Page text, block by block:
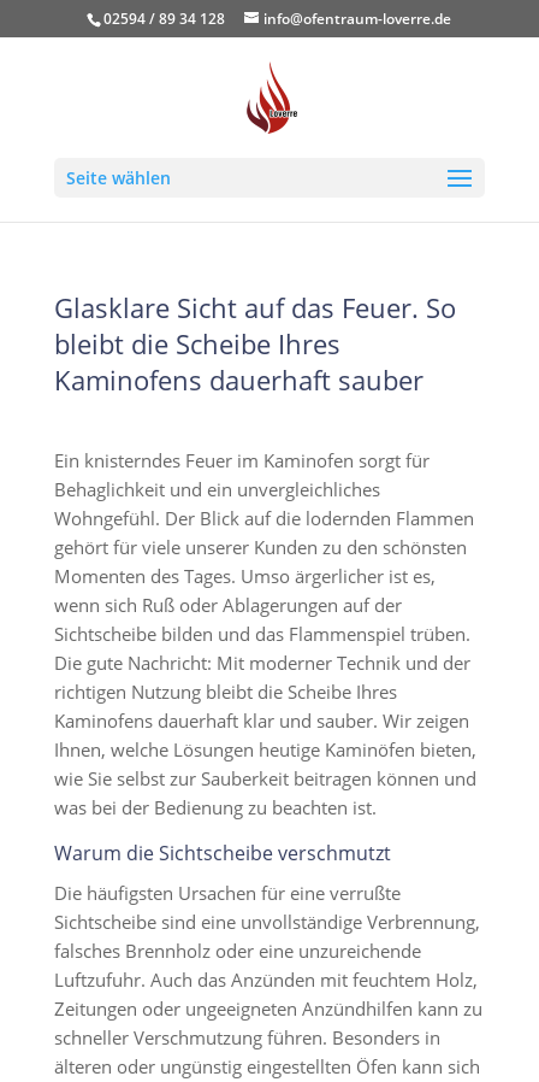
02594 / 89 34 128 info@ofentraum-loverre.de
Seite wählen
Glasklare Sicht auf das Feuer. So
bleibt die Scheibe Ihres
Kaminofens dauerhaft sauber
Ein knisterndes Feuer im Kaminofen sorgt für
Behaglichkeit und ein unvergleichliches
Wohngefühl. Der Blick auf die lodernden Flammen
gehört für viele unserer Kunden zu den schönsten
Momenten des Tages. Umso ärgerlicher ist es,
wenn sich Ruß oder Ablagerungen auf der
Sichtscheibe bilden und das Flammenspiel trüben.
Die gute Nachricht: Mit moderner Technik und der
richtigen Nutzung bleibt die Scheibe Ihres
Kaminofens dauerhaft klar und sauber. Wir zeigen
Ihnen, welche Lösungen heutige Kaminöfen bieten,
wie Sie selbst zur Sauberkeit beitragen können und
was bei der Bedienung zu beachten ist.
Warum die Sichtscheibe verschmutzt
Die häufigsten Ursachen für eine verrußte
Sichtscheibe sind eine unvollständige Verbrennung,
falsches Brennholz oder eine unzureichende
Luftzufuhr. Auch das Anzünden mit feuchtem Holz,
Zeitungen oder ungeeigneten Anzündhilfen kann zu
schneller Verschmutzung führen. Besonders in
älteren oder ungünstig eingestellten Öfen kann sich